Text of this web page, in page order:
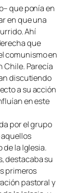
que ponía en
en que una
Ahí
que
comunismo en
Chile. Parecía
discutiendo
a su acción
en este
por el grupo
la Iglesia.
destacaba su
primeros
pastoral y